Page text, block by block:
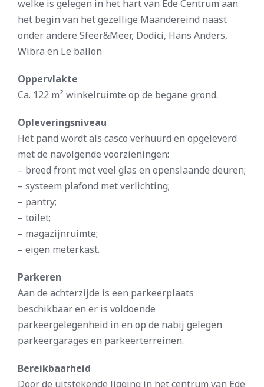
welke is gelegen in het hart van Ede Centrum aan
het begin van het gezellige Maandereind naast
onder andere Sfeer&Meer, Dodici, Hans Anders,
Wibra en Le ballon
Oppervlakte
Ca. 122 m² winkelruimte op de begane grond.
Opleveringsniveau
Het pand wordt als casco verhuurd en opgeleverd
met de navolgende voorzieningen:
– breed front met veel glas en openslaande deuren;
– systeem plafond met verlichting;
– pantry;
– toilet;
– magazijnruimte;
– eigen meterkast.
Parkeren
Aan de achterzijde is een parkeerplaats
beschikbaar en er is voldoende
parkeergelegenheid in en op de nabij gelegen
parkeergarages en parkeerterreinen.
Bereikbaarheid
Door de uitstekende ligging in het centrum van Ede